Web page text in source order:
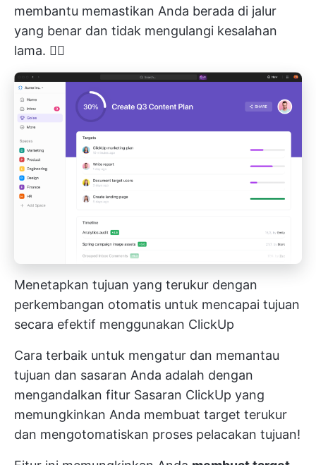
membantu memastikan Anda berada di jalur
yang benar dan tidak mengulangi kesalahan
lama. 🙅‍♀️
Menetapkan tujuan yang terukur dengan
perkembangan otomatis untuk mencapai tujuan
secara efektif menggunakan ClickUp
Cara terbaik untuk mengatur dan memantau
tujuan dan sasaran Anda adalah dengan
mengandalkan fitur Sasaran ClickUp yang
memungkinkan Anda membuat target terukur
dan mengotomatiskan proses pelacakan tujuan!